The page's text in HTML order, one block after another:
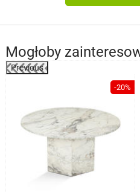
Mogłoby
Previous
-20%